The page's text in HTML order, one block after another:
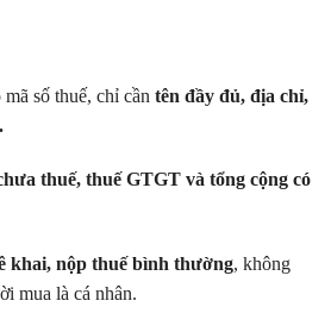
số thuế, chỉ cần tên đầy đủ, địa chỉ,
thuế, thuế GTGT và tổng cộng có
khai, nộp thuế bình thường, không
mua là cá nhân.